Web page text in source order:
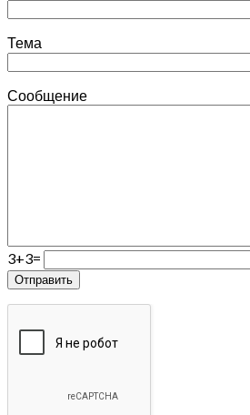
Тема
Сообщение
3+3=